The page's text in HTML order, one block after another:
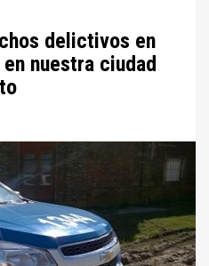
delictivos en
nuestra ciudad